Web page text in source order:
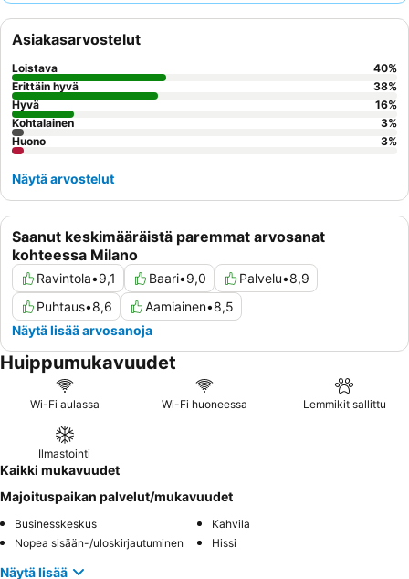
erityisesti vastaanottotiimiä, heidän ystävällisestä ja avuliaasta
palvelustaan. Rauhallisempaa kokemusta kaipaaville asiakkaat
suosittelevat pyytämään huonetta puutarhan puolelta.
Saanut keskimääräistä paremmat arvosanat
kohteessa Milano
Ravintola•9,1 Baari•9,0 Palvelu•8,9
Puhtaus•8,6 Aamiainen•8,5
Näytä lisää arvosanoja
Asiakasarvostelut
Loistava 40%
Erittäin hyvä
38%
Hyvä
16%
Kohtalainen
3%
Huono
3%
Näytä arvostelut
Huippumukavuudet
Wi-Fi aulassa Wi-Fi huoneessa Lemmikit sallittu
Ilmastointi
Kaikki mukavuudet
Majoituspaikan palvelut/mukavuudet
Businesskeskus
Kahvila
Nopea sisään-/uloskirjautuminen
Hissi
Näytä lisää